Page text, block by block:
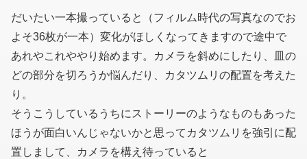
だいたい一本撮っていると
（フィルム時代の写真なのでお
よそ36枚が一本） 変化がほしくなってきますので途中で
あれやこれややり始めます。カメラを斜めにしたり、皿の
どの部分を切ろうか悩んだり、カタツムリの配置を考えた
り。
そうこうしているうちにストーリーのようなものもあった
ほうが面白いんじゃないかと思ってカタツムリを強引に配
置しまして、カメラを構え待っていると